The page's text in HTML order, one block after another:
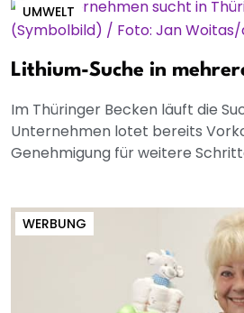
UMWELT
Lithium-Suche in
Im Thüringer Becken läuft die
Unternehmen lotet bereits
Genehmigung für weitere
WERBUNG